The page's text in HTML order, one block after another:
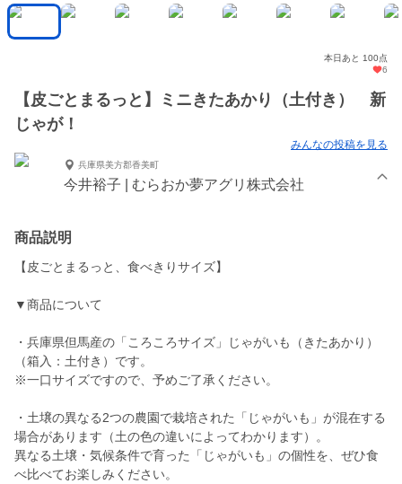
本日あと 100点
6
【皮ごとまるっと】ミニきたあかり（土付き） 新
じゃが！
みんなの投稿を見る
兵庫県美方郡香美町
今井裕子 | むらおか夢アグリ株式会社
商品説明
【皮ごとまるっと、食べきりサイズ】
▼商品について
・兵庫県但馬産の「ころころサイズ」じゃがいも（きたあかり）
（箱入：土付き）です。
※一口サイズですので、予めご了承ください。
・土壌の異なる2つの農園で栽培された「じゃがいも」が混在する
場合があります（土の色の違いによってわかります）。
異なる土壌・気候条件で育った「じゃがいも」の個性を、ぜひ食
べ比べてお楽しみください。